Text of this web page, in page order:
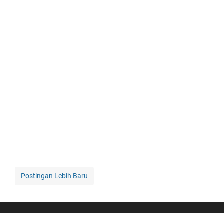
Postingan Lebih Baru